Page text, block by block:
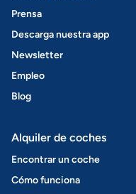
Prensa
Descarga nuestra app
Newsletter
Empleo
Blog
Alquiler de coches
Encontrar un coche
Cómo funciona